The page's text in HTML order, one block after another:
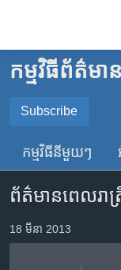
គេហទំព័រ​
ទាក់ទង
រំលង​
ទំព័រ​
ព័ត៌មាន​​
តែ​
ម្តង
កម្ពុជា
អន្តរជាតិ
ចិន
ហេឡូវីអូអេ
កម្ពុជាច្នៃប្រតិដ្ឋ
កម្មវិធី​ព័ត៌មា
Subscribe
កម្មវិធី​នីមួយៗ
ព័ត៌មានពេលរា
18 មីនា 2013